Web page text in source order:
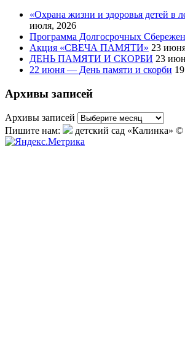
«Охрана жизни и здоровья детей в
июля, 2026
Программа Долгосрочных
Акция «СВЕЧА ПАМЯТИ» 23
ДЕНЬ ПАМЯТИ И СКОРБИ 23
22 июня — День памяти и скорби
Архивы записей
Архивы записей
Пишите нам:
детский сад «Калинка»